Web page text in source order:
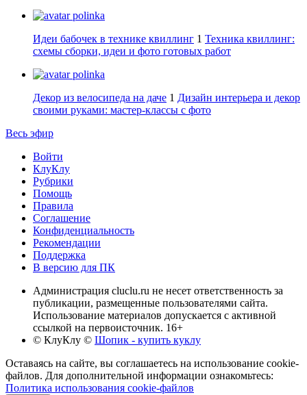
polinka
Идеи бабочек в технике квиллинг 1 Техника квиллинг:
схемы сборки, идеи и фото готовых работ
polinka
Декор из велосипеда на даче 1 Дизайн интерьера и декор
своими руками: мастер-классы с фото
Весь эфир
Войти
КлуКлу
Рубрики
Помощь
Правила
Соглашение
Конфиденциальность
Рекомендации
Поддержка
В версию для ПК
Администрация cluclu.ru не несет ответственность за
публикации, размещенные пользователями сайта.
Использование материалов допускается с активной
ссылкой на первоисточник. 16+
© КлуКлу © Шопик - купить куклу
Оставаясь на сайте, вы соглашаетесь на использование cookie-
файлов. Для дополнительной информации ознакомьтесь:
Политика использования cookie-файлов